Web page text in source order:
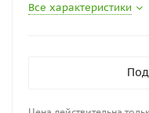
Все характеристики